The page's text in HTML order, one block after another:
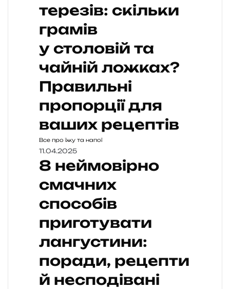
терезів: скільки
грамів
у столовій та
чайній ложках?
Правильні
пропорції для
ваших рецептів
Все про їжу та напої
11.04.2025
8 неймовірно
смачних
способів
приготувати
лангустини:
поради, рецепти
й несподівані